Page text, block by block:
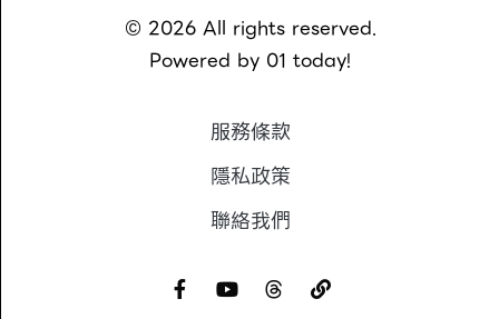
© 2026All rights reserved.
Powered by 01 today!
服務條款
隱私政策
聯絡我們